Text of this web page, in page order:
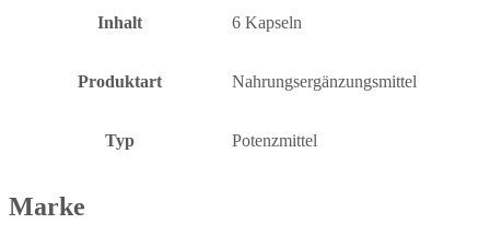
Inhalt 6 Kapseln
Produktart Nahrungsergänzungsmittel
Typ Potenzmittel
Marke